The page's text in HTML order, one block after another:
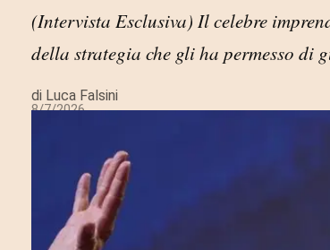
(Intervista Esclusiva) Il celebre
della strategia che gli ha permesso
di Luca Falsini
8/7/2026